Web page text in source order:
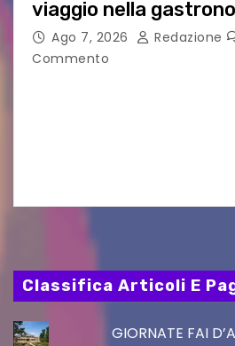
viaggio nella
nei film di Hayao
Ago 7, 2026 Redazione
Commento
Classifica Articoli E
GIORNATE FAI